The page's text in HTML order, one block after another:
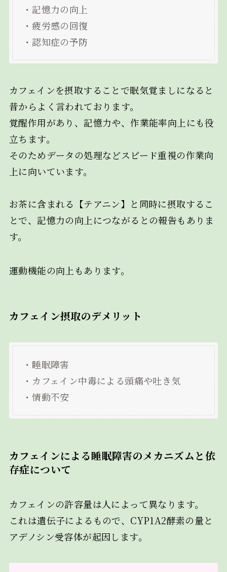
・記憶力の向上
・疲労感の回復
・認知症の予防
カフェインを摂取することで眠気覚ましになると
昔からよく言われております。
覚醒作用があり、記憶力や、作業能率向上にも役
立ちます。
そのためデータの処理などスピード重視の作業向
上に向いています。
お茶に含まれる【テアニン】と同時に摂取するこ
とで、記憶力の向上につながるとの報告もありま
す。
運動機能の向上もあります。
カフェイン摂取のデメリット
・睡眠障害
・カフェイン中毒による頭痛や吐き気
・情動不安
カフェインによる睡眠障害のメカニズムと依
存症について
カフェインの許容量は人によって異なります。
これは遺伝子によるもので、CYP1A2酵素の量と
アデノシン受容体が起因します。